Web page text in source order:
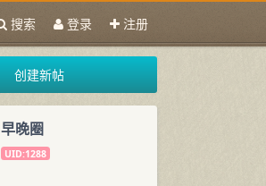
搜索 登录 注册
创建新帖
早晚圈
UID:1288